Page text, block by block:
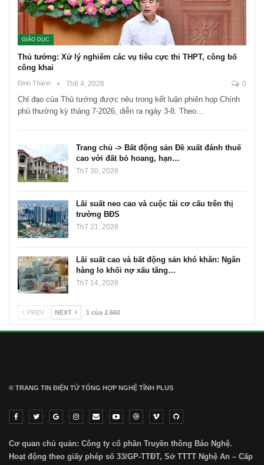
GIÁO DỤC
Thủ tướng: Xử lý nghiêm các vụ tiêu cực thi THPT, công bố
công khai
Đinh Thành Th8 4, 2026 0
Chỉ đạo của Thủ tướng được nêu trong kết luận phiên họp Chính
phủ thường kỳ tháng 7-2026, diễn ra ngày 3-8. Theo…
Trang chủ -> Bất động sản Đề xuất đánh thuế
cao với đất bỏ hoang, hạn…
Th7 30, 2026
Lãi suất neo cao và cuộc tái cơ cấu trên thị
trường BĐS
Th7 21, 2026
Lãi suất cao và bất động sản khó khăn: Ngân
hàng lo khối nợ xấu tăng…
Th7 14, 2026
PREV NEXT 1 của 2.660
® TRANG TIN ĐIỆN TỬ ТỔNG HỢP NGHỆ TĨNH PLUS
Cơ quan chủ quản: Công ty cổ phần Truyền thông Báo Nghệ.
Hoạt động theo giấy phép số 33/GP-TTĐT, Sở TTTT Nghệ An – Cấp